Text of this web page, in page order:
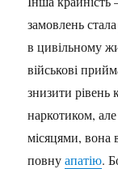
замовлень
в цивільному
військові
знизити рівень
наркотиком,
місяцями, вона
повнуапатію.